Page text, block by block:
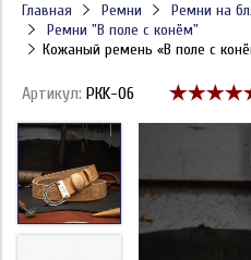
Главная Ремни Ремни на
Ремни "В поле с конём"
Кожаный ремень «В поле с
Артикул: РКK-06